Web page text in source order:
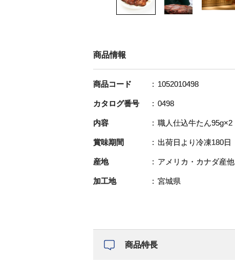
商品情報
商品コード 1052010498
カタログ番号 0498
内容 職人仕込牛たん95g×2
賞味期間 出荷日より冷凍180日
産地 アメリカ・カナダ産他
加工地 宮城県
商品特長